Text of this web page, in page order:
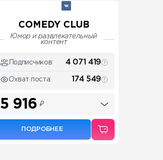
COMEDY CLUB
Юмор и развлекательный
контент
Подписчиков: 4 071 419
Охват поста: 174 549
5 916 ₽
ПОДРОБНЕЕ